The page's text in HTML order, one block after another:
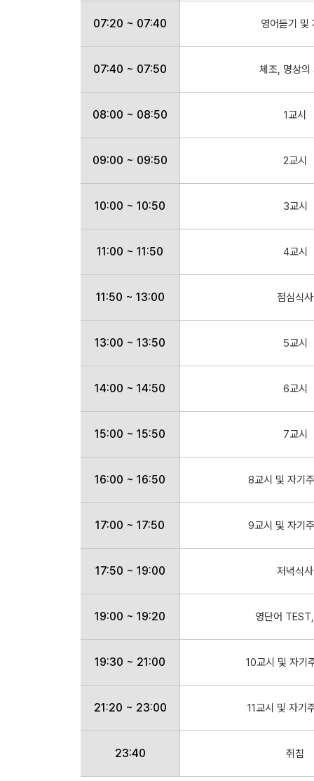
07:20 ~ 07:40 영어듣기 및
07:40 ~ 07:50 체조, 명상의
08:00 ~ 08:50 1교시
09:00 ~ 09:50 2교시
10:00 ~ 10:50 3교시
11:00 ~ 11:50 4교시
11:50 ~ 13:00 점심식사
13:00 ~ 13:50 5교시
14:00 ~ 14:50 6교시
15:00 ~ 15:50 7교시
16:00 ~ 16:50 8교시 및 자기
17:00 ~ 17:50 9교시 및 자기
17:50 ~ 19:00 저녁식사
19:00 ~ 19:20 영단어
19:30 ~ 21:00 10교시 및 자기
21:20 ~ 23:00 11교시 및 자기
23:40 취침